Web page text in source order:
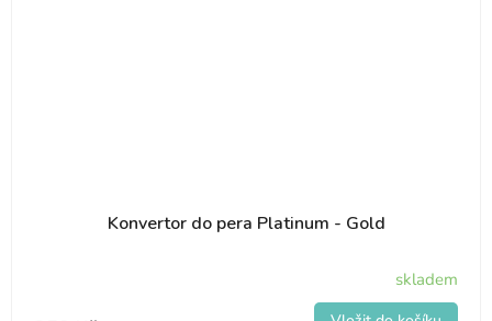
Konvertor do pera Platinum - Gold
skladem